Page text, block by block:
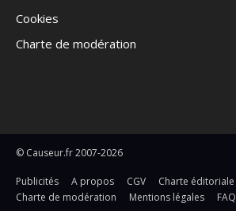
Cookies
Charte de modération
© Causeur.fr 2007-2026
Publicités A propos CGV
Charte éditoriale
Charte de modération
Mentions légales FAQ